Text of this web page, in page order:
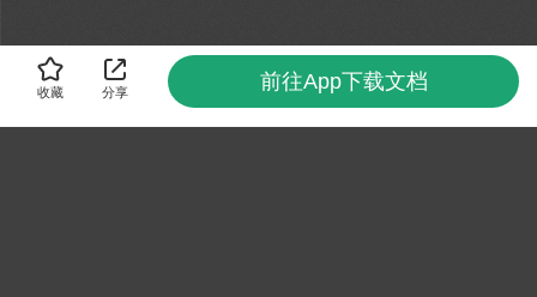
收藏 分享 前往App下载文档